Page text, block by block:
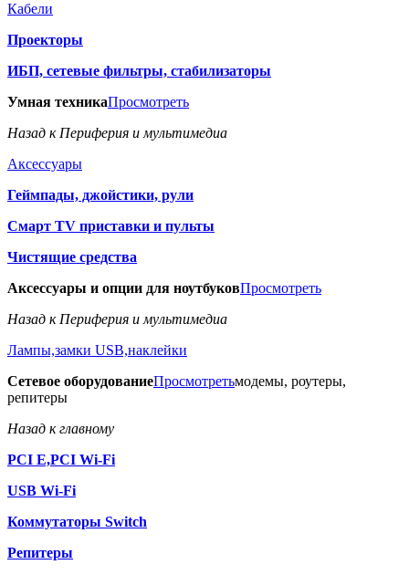
Кабели
Проекторы
ИБП, сетевые фильтры, стабилизаторы
Умная техникаПросмотреть
Назад к Периферия и мультимедиа
Аксессуары
Геймпады, джойстики, рули
Смарт TV приставки и пульты
Чистящие средства
Аксессуары и опции для ноутбуковПросмотреть
Назад к Периферия и мультимедиа
Лампы,замки USB,наклейки
Сетевое оборудованиеПросмотретьмодемы, роутеры,
репитеры
Назад к главному
PCI E,PCI Wi-Fi
USB Wi-Fi
Коммутаторы Switch
Репитеры